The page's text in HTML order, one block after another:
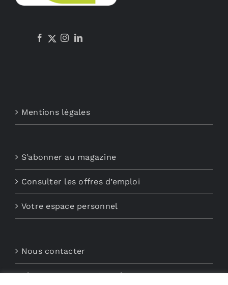
Mentions légales
S’abonner au magazine
Consulter les offres d’emploi
Votre espace personnel
Nous contacter
Abonnements aux Newsletters